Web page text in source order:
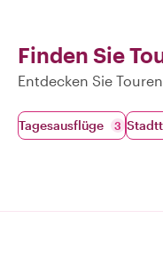
Finden Sie
Entdecken Sie
Tagesausflüge 3